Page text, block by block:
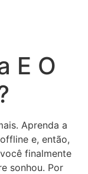
E O
Aprenda a
e, então,
finalmente
sonhou. Por